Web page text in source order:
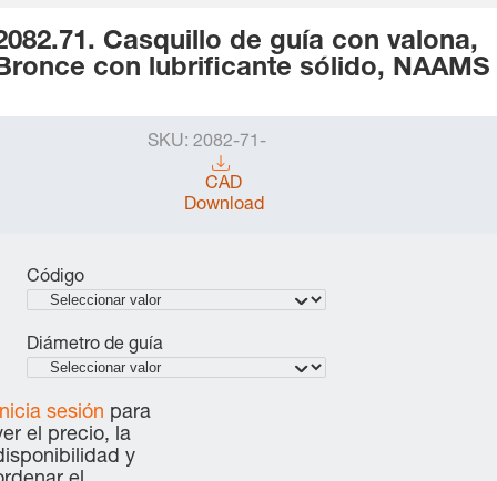
Casquillo de guía con valona,
con lubrificante sólido, NAAMS
SKU: 2082-71-
CAD
Download
Código
Diámetro de guía
sesión para
el precio, la
y